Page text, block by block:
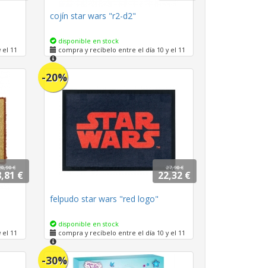
11
cojín star wars "r2-d2"
disponible en stock
compra y recíbelo entre el día 10 y el 11
€
€
11
-20%
27,90 €
22,32 €
felpudo star wars "red logo"
disponible en stock
compra y recíbelo entre el día 10 y el 11
-30%